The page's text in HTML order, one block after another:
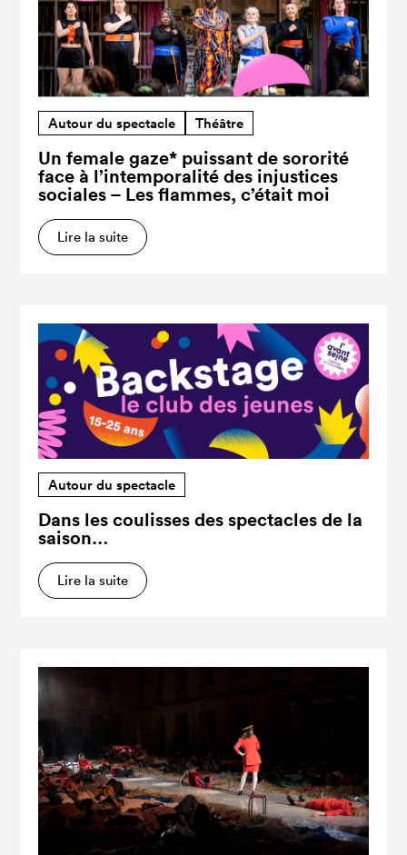
Autour du spectacle Théâtre
Un female gaze* puissant de sororité
face à l’intemporalité des injustices
sociales – Les flammes, c’était moi
Lire la suite
Autour du spectacle
Dans les coulisses des spectacles de la
saison…
Lire la suite